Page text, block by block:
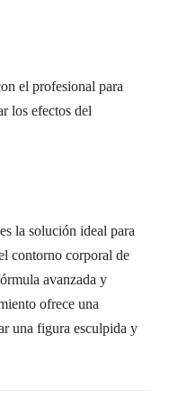
el profesional para
los efectos del
la solución ideal para
contorno corporal de
avanzada y
ofrece una
una figura esculpida y